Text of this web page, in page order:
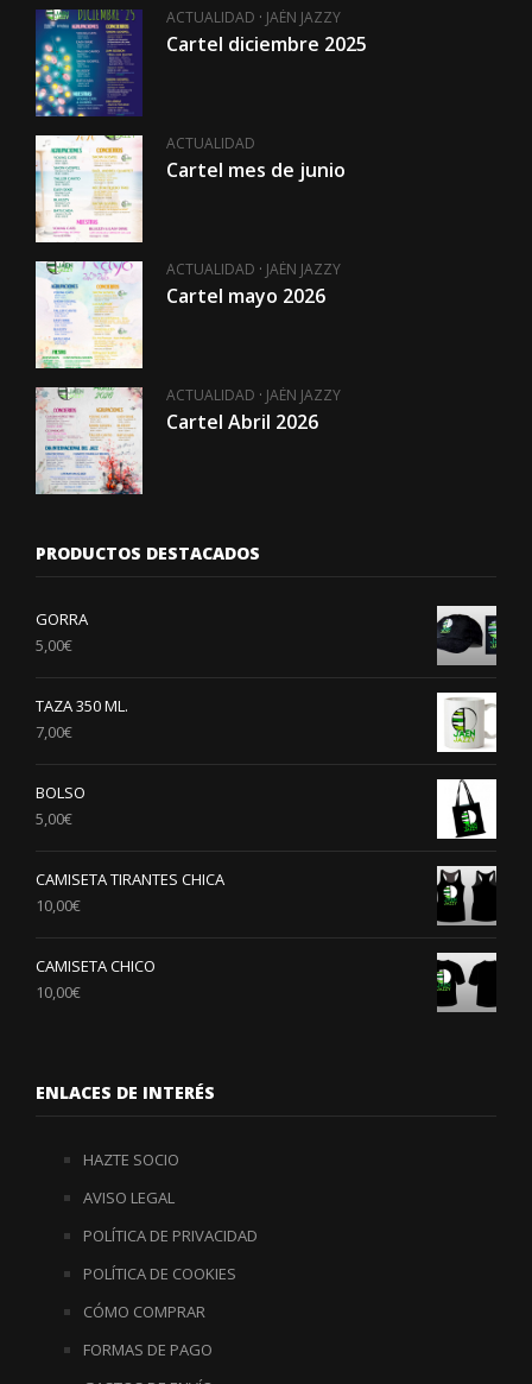
ACTUALIDAD · JAÉN JAZZY
Cartel diciembre 2025
ACTUALIDAD
Cartel mes de junio
ACTUALIDAD · JAÉN JAZZY
Cartel mayo 2026
ACTUALIDAD · JAÉN JAZZY
Cartel Abril 2026
PRODUCTOS DESTACADOS
GORRA
5,00€
TAZA 350 ML.
7,00€
BOLSO
5,00€
CAMISETA TIRANTES CHICA
10,00€
CAMISETA CHICO
10,00€
ENLACES DE INTERÉS
HAZTE SOCIO
AVISO LEGAL
POLÍTICA DE PRIVACIDAD
POLÍTICA DE COOKIES
CÓMO COMPRAR
FORMAS DE PAGO